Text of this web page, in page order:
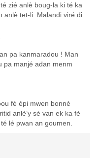
zié anlè boug-la ki té ka
anlè tet-li. Malandi viré di
pa kanmaradou ! Man
pa manjé adan menm
fè épi mwen bonnè
anlè’y sé van ek ka fè
lé pwan an goumen.